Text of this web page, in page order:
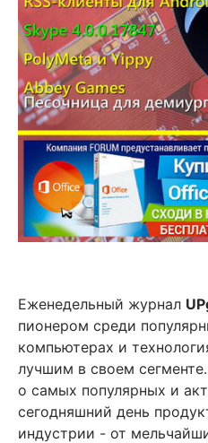
Еженедельный журнал
пионером среди
компьютерах и
лучшим в своем
о самых популярных и
сегодняшний день
индустрии - от